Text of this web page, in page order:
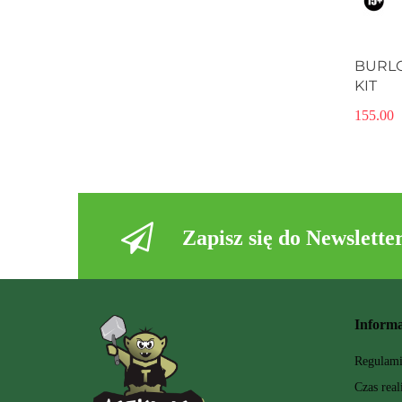
KIT
155.00
Zapisz się do
Czas